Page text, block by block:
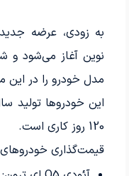
به زودی، عرضه جدید
نوین آغاز می‌شود و
مدل خودرو را در این
120 روز کاری است.
قیمت‌گذاری